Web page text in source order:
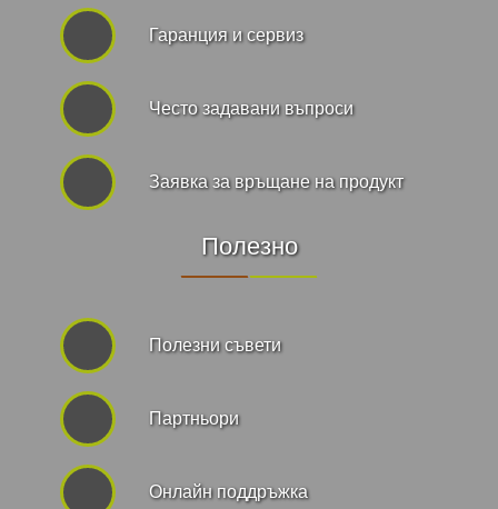
Гаранция и сервиз
Често задавани въпроси
Заявка за връщане на продукт
Полезно
Полезни съвети
Партньори
Онлайн поддръжка